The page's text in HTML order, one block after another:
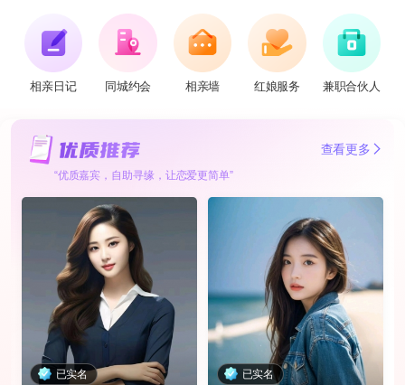
相亲日记 同城约会 相亲墙 红娘服务 兼职合伙人
查看更多
“优质嘉宾，自助寻缘，让恋爱更简单”
已实名 已实名